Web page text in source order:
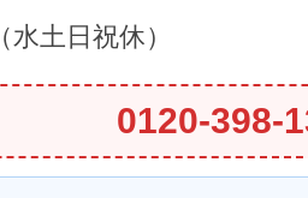
（水土日祝休）
0120-398-